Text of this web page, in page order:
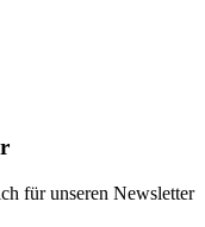
für unseren Newsletter